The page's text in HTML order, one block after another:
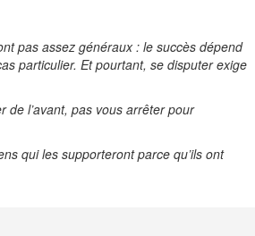
pas assez généraux : le succès dépend
particulier. Et pourtant, se disputer exige
de l’avant, pas vous arrêter pour
qui les supporteront parce qu’ils ont